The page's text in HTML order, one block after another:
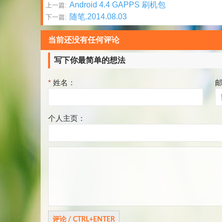
文
章
分
页
上一篇: Android 4.4 GAPPS 刷机包
下一篇: 随笔.2014.08.03
当前还没有任何评论
写下你最简单的想法
* 姓名：
个人主页：